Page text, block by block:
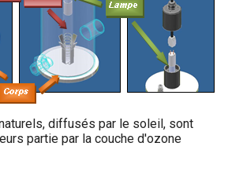
diffusés par le soleil, sont
partie par la couche d'ozone